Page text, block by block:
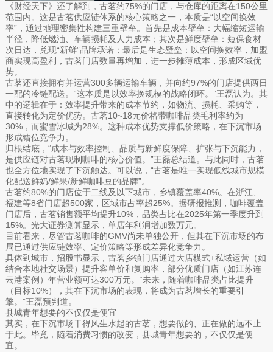
《财经天下》还了解到，古茗约75%的门店，与仓库的距离在150公里
范围内。这是古茗供应链体系的核心策略之一，本质是“以空间换效
率”，通过地理密集性构建三重壁垒。首先是成本壁垒：大幅缩短运输
半径，降低燃油、车辆损耗及人力成本；其次是鲜度壁垒：短保食材
次日达，兑现“新鲜”品牌承诺；最后是生态壁垒：以空间换效率，加盟
商实现高盈利，古茗门店数量再增加，进一步摊薄成本，形成区域优
势。
古茗还直接拥有并运营300多辆运输车辆，并向约97%的门店提供两日
一配的冷链配送。“这本质是以效率换规模的战略闭环。”王磊认为。其
中的逻辑在于：效率提升带来的成本节约，如物流、损耗、采购等，
直接转化为定价优势。古茗10~18元价格带咖啡品类毛利率约为
30%，而蜜雪冰城为28%。这种成本优势支撑低价策略，在下沉市场
形成错位竞争力。
归根结底，“成本与效率控制、品质与新鲜度保障、扩张与下沉能力，
是供应链对古茗现制咖啡的核心价值。”王磊总结道。与此同时，古茗
也全方位地实现了下沉触达。可以说，“古茗是唯一实现低线城市规模
化配送鲜奶/鲜果/新鲜咖啡豆的品牌”。
古茗约80%的门店位于二线及以下城市，乡镇覆盖率40%。在浙江、
福建等8省门店超500家，区域市占率超25%。据研报推测，咖啡覆盖
门店后，古茗销售额平均提升10%，品类占比在2025年第一季度升到
15%。光大证券测算显示，单店年利润增加数万元。
目前看来，尽管古茗咖啡的GMV尚未单独公开，但其在下沉市场的布
局已通过供应链效率、定价策略等形成差异化竞争力。
具体到城市，招股书显示，古茗乡镇门店通过大店模式+私域运营（如
结合本地社交场景）提升客单价和复购率，部分优质门店（如江苏连
云港案例）年营业额可达300万元。“未来，随着咖啡品类占比提升
（目标10%），其在下沉市场的表现，将成为古茗增长的重要引
擎。”王磊预判道。
县城青年想要的不仅仅是便宜
其实，在下沉市场干得风生水起的古茗，想要做的、正在做的远不止
于此。毕竟，随着消费习惯的改变，县城青年想要的，不仅仅是便
宜。